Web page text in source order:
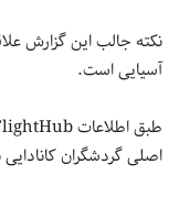
نکته جالب این گزارش
آسیایی است.
اصلی گردشگران